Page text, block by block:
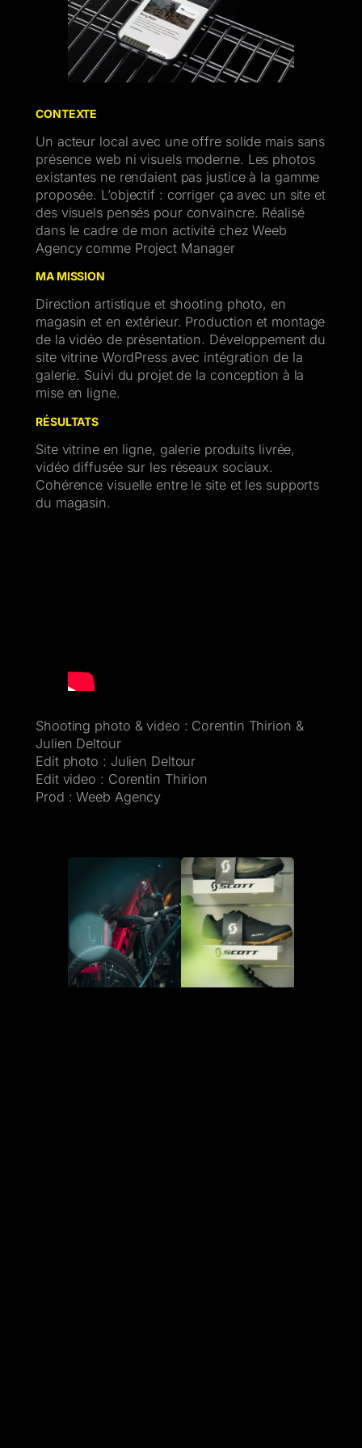
CONTEXTE
Un acteur local avec une offre solide mais sans
présence web ni visuels moderne. Les photos
existantes ne rendaient pas justice à la gamme
proposée. L’objectif : corriger ça avec un site et
des visuels pensés pour convaincre. Réalisé
dans le cadre de mon activité chez Weeb
Agency comme Project Manager
MA MISSION
Direction artistique et shooting photo, en
magasin et en extérieur. Production et montage
de la vidéo de présentation. Développement du
site vitrine WordPress avec intégration de la
galerie. Suivi du projet de la conception à la
mise en ligne.
RÉSULTATS
Site vitrine en ligne, galerie produits livrée,
vidéo diffusée sur les réseaux sociaux.
Cohérence visuelle entre le site et les supports
du magasin.
Shooting photo & video : Corentin Thirion &
Julien Deltour
Edit photo : Julien Deltour
Edit video : Corentin Thirion
Prod : Weeb Agency